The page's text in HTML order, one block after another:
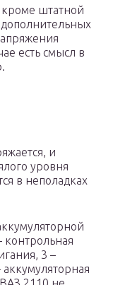
кроме штатной
есть смысл в
и
уровня
в неполадках
контрольная
3 –